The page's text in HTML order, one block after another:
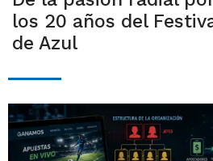
los 20 años del
de Azul